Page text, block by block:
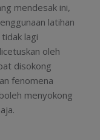
mendesak ini,
latihan
lagi
oleh
disokong
fenomena
menyokong